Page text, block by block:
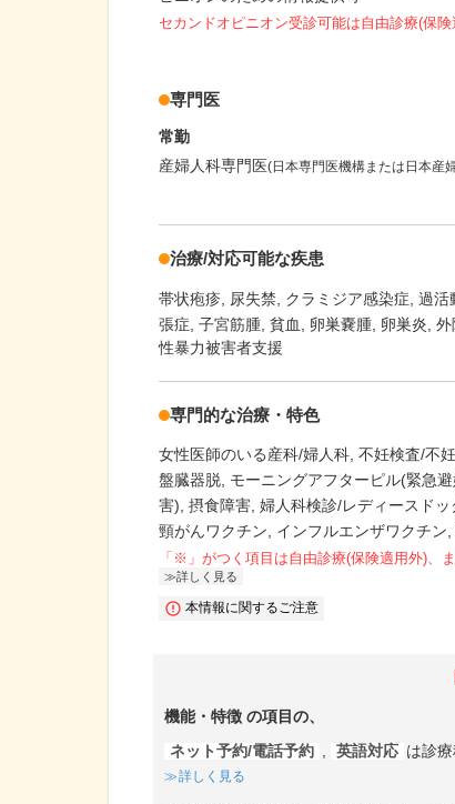
セカンドオピニオン受診可能は自由診療(保
専門医
常勤
産婦人科専門医(日本専門医機構または日本産
治療/対応可能な疾患
帯状疱疹 尿失禁 クラミジア感染症 過活
張症 子宮筋腫 貧血 卵巣嚢腫 卵巣炎 外
性暴力被害者支援
専門的な治療・特色
女性医師のいる産科/婦人科 不妊検査/不
盤臓器脱 モーニングアフターピル(緊急
害) 摂食障害 婦人科検診/レディースドッ
頸がんワクチン
インフルエンザワクチン
「※」がつく項目は自由診療(保険適用外)、
詳しく見る
本情報に関するご注意
機能・特徴 の項目の、
ネット予約/電話予約 英語対応 は診
詳しく見る